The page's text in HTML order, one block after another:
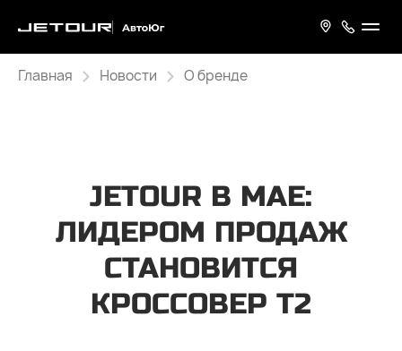
Главная Новости О бренде
JETOUR В МАЕ:
ЛИДЕРОМ ПРОДАЖ
СТАНОВИТСЯ
КРОССОВЕР T2